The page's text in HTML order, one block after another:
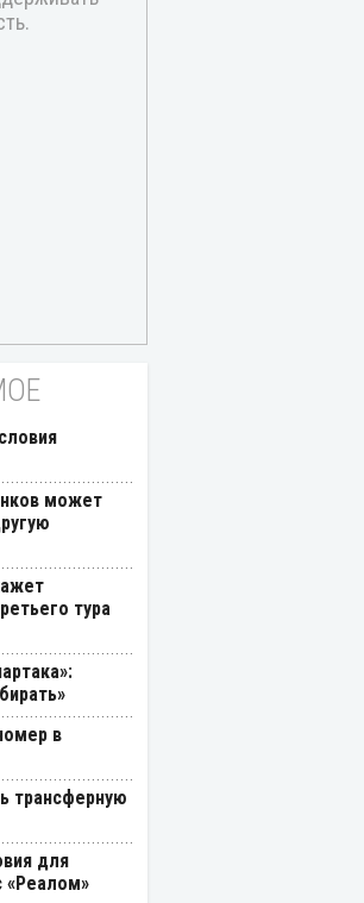
может
тура
в
трансферную
для
«Реалом»